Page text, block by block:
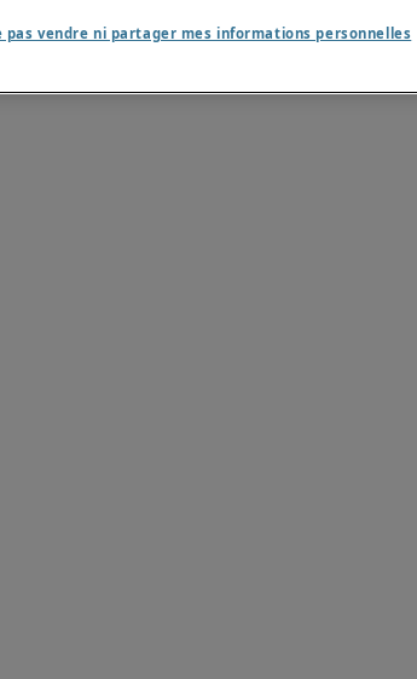
pas vendre ni partager mes informations personnelles